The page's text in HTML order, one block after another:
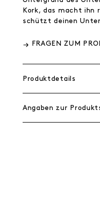
Kork, das macht ihn
schützt deinen
FRAGEN ZUM
Produktdetails
Angaben zur